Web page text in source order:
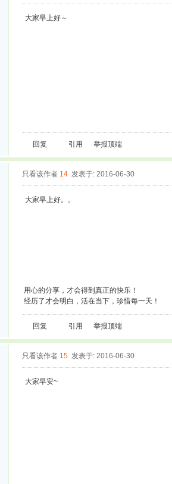
大家早上好～
回复 引用 举报顶端
只看该作者 14 发表于: 2016-06-30
大家早上好。。
用心的分享，才会得到真正的快乐！
经历了才会明白，活在当下，珍惜每一天！
回复 引用 举报顶端
只看该作者 15 发表于: 2016-06-30
大家早安~